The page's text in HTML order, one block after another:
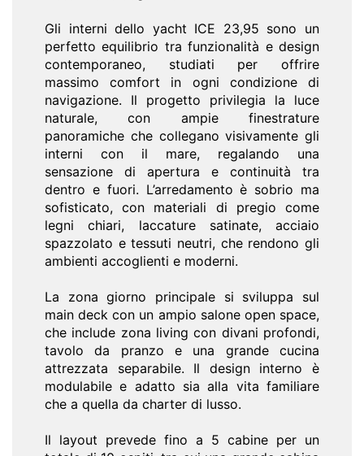
Gli interni dello yacht ICE 23,95 sono un
perfetto equilibrio tra funzionalità e design
contemporaneo, studiati per offrire
massimo comfort in ogni condizione di
navigazione. Il progetto privilegia la luce
naturale, con ampie finestrature
panoramiche che collegano visivamente gli
interni con il mare, regalando una
sensazione di apertura e continuità tra
dentro e fuori. L’arredamento è sobrio ma
sofisticato, con materiali di pregio come
legni chiari, laccature satinate, acciaio
spazzolato e tessuti neutri, che rendono gli
ambienti accoglienti e moderni.
La zona giorno principale si sviluppa sul
main deck con un ampio salone open space,
che include zona living con divani profondi,
tavolo da pranzo e una grande cucina
attrezzata separabile. Il design interno è
modulabile e adatto sia alla vita familiare
che a quella da charter di lusso.
Il layout prevede fino a 5 cabine per un